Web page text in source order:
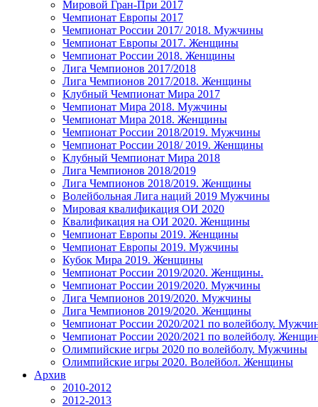
Мировой Гран-При 2017
Чемпионат Европы 2017
Чемпионат России 2017/ 2018. Мужчины
Чемпионат Европы 2017. Женщины
Чемпионат России 2018. Женщины
Лига Чемпионов 2017/2018
Лига Чемпионов 2017/2018. Женщины
Клубный Чемпионат Мира 2017
Чемпионат Мира 2018. Мужчины
Чемпионат Мира 2018. Женщины
Чемпионат России 2018/2019. Мужчины
Чемпионат России 2018/ 2019. Женщины
Клубный Чемпионат Мира 2018
Лига Чемпионов 2018/2019
Лига Чемпионов 2018/2019. Женщины
Волейбольная Лига наций 2019 Мужчины
Мировая квалификация ОИ 2020
Квалификация на ОИ 2020. Женщины
Чемпионат Европы 2019. Женщины
Чемпионат Европы 2019. Мужчины
Кубок Мира 2019. Женщины
Чемпионат России 2019/2020. Женщины.
Чемпионат России 2019/2020. Мужчины
Лига Чемпионов 2019/2020. Мужчины
Лига Чемпионов 2019/2020. Женщины
Чемпионат России 2020/2021 по волейболу.
Чемпионат России 2020/2021 по волейболу.
Олимпийские игры 2020 по волейболу. Мужчины
Олимпийские игры 2020. Волейбол. Женщины
Архив
2010-2012
2012-2013